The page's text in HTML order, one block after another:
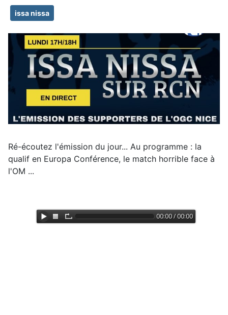
issa nissa
Ré-écoutez l'émission du jour... Au programme : la
qualif en Europa Conférence, le match horrible face à
l'OM ...